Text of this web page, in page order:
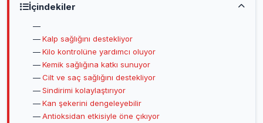
İçindekiler
Kalp sağlığını destekliyor
Kilo kontrolüne yardımcı oluyor
Kemik sağlığına katkı sunuyor
Cilt ve saç sağlığını destekliyor
Sindirimi kolaylaştırıyor
Kan şekerini dengeleyebilir
Antioksidan etkisiyle öne çıkıyor